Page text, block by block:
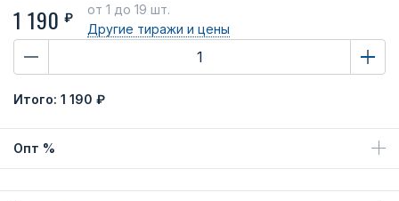
1 190 ₽
от 1 до 19 шт.
Другие тиражи и цены
Итого: 1 190 ₽
Опт %